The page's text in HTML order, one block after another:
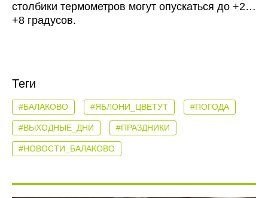
столбики термометров могут опускаться до +2…
+8 градусов.
Теги
#БАЛАКОВО #ЯБЛОНИ_ЦВЕТУТ #ПОГОДА
#ВЫХОДНЫЕ_ДНИ #ПРАЗДНИКИ
#НОВОСТИ_БАЛАКОВО